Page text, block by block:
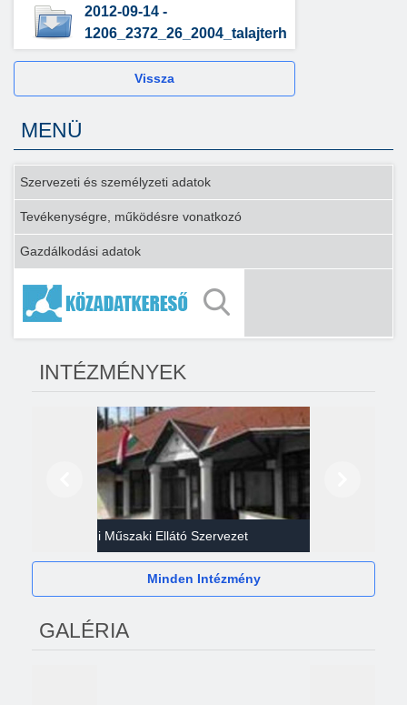
2012-09-14 -
1206_2372_26_2004_talajterh
Vissza
MENÜ
Szervezeti és személyzeti adatok
Tevékenységre, működésre vonatkozó
Gazdálkodási adatok
INTÉZMÉNYEK
Gazdasági Műszaki Ellátó Szervezet
Minden Intézmény
GALÉRIA